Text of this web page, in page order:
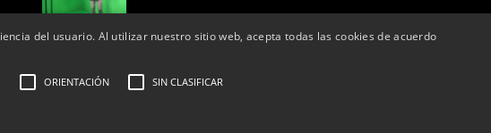
del usuario. Al utilizar nuestro sitio web, acepta todas las cookies de acuerdo
ORIENTACIÓN SIN CLASIFICAR